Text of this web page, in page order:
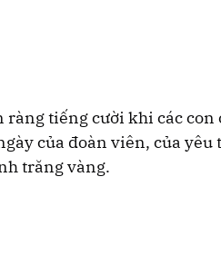
tiếng cười khi các con
của đoàn viên, của
trăng vàng.